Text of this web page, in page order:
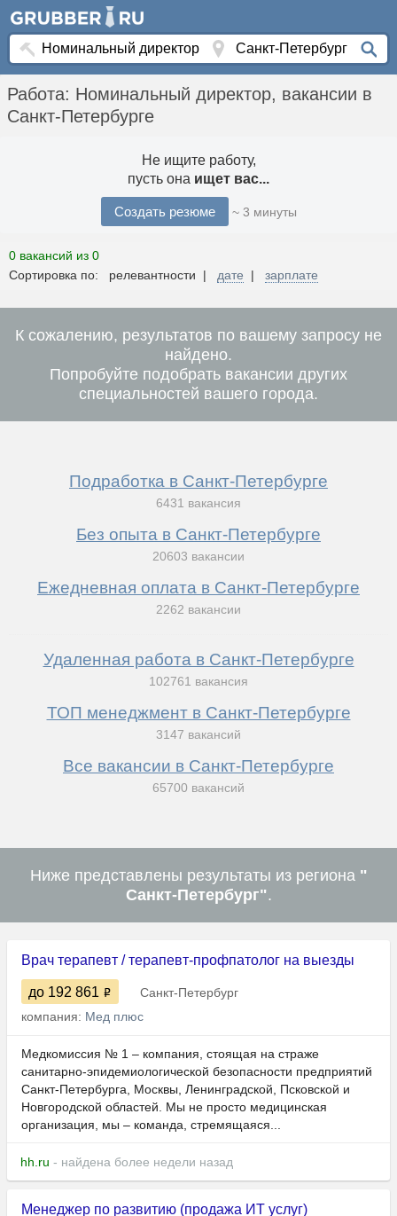
Работа: Номинальный директор, вакансии в
Санкт-Петербурге
Не ищите работу,
пусть она ищет вас...
Создать резюме ~ 3 минуты
0 вакансий из 0
Сортировка по: релевантности | дате | зарплате
К сожалению, результатов по вашему запросу не
найдено.
Попробуйте подобрать вакансии других
специальностей вашего города.
Подработка в Санкт-Петербурге
6431 вакансия
Без опыта в Санкт-Петербурге
20603 вакансии
Ежедневная оплата в Санкт-Петербурге
2262 вакансии
Удаленная работа в Санкт-Петербурге
102761 вакансия
ТОП менеджмент в Санкт-Петербурге
3147 вакансий
Все вакансии в Санкт-Петербурге
65700 вакансий
Ниже представлены результаты из региона "
Санкт-Петербург".
Врач терапевт / терапевт-профпатолог на выезды
до 192 861
Санкт-Петербург
компания: Мед плюс
Медкомиссия № 1 – компания, стоящая на страже
санитарно-эпидемиологической безопасности предприятий
Санкт-Петербурга, Москвы, Ленинградской, Псковской и
Новгородской областей. Мы не просто медицинская
организация, мы – команда, стремящаяся...
hh.ru - найдена более недели назад
Менеджер по развитию (продажа ИТ услуг)